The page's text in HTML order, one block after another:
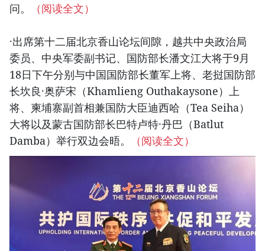
问。
（阅读全文）
·出席第十二届北京香山论坛间隙，越共中央政治局
委员、中央军委副书记、国防部长潘文江大将于9月
18日下午分别与中国国防部长董军上将、老挝国防部
长坎良·奥萨宋（Khamlieng Outhakaysone）上
将、柬埔寨副首相兼国防大臣迪西哈（Tea Seiha）
大将以及蒙古国防部长巴特卢特·丹巴（Batlut
Damba）举行双边会晤。
（阅读全文）